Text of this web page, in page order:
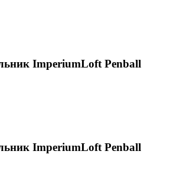
ImperiumLoft Penball
ImperiumLoft Penball